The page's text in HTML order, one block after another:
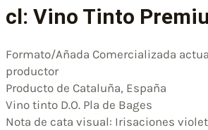
cl: Vino Tinto
Formato/Añada Comercializada
productor
Producto de Cataluña, España
Vino tinto D.O. Pla de Bages
Nota de cata visual: Irisaciones